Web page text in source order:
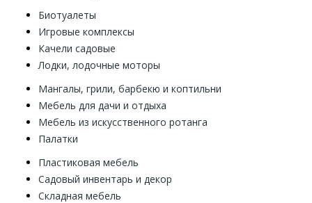
Биотуалеты
Игровые комплексы
Качели садовые
Лодки, лодочные моторы
Мангалы, грили, барбекю и коптильни
Мебель для дачи и отдыха
Мебель из искусственного ротанга
Палатки
Пластиковая мебель
Садовый инвентарь и декор
Складная мебель